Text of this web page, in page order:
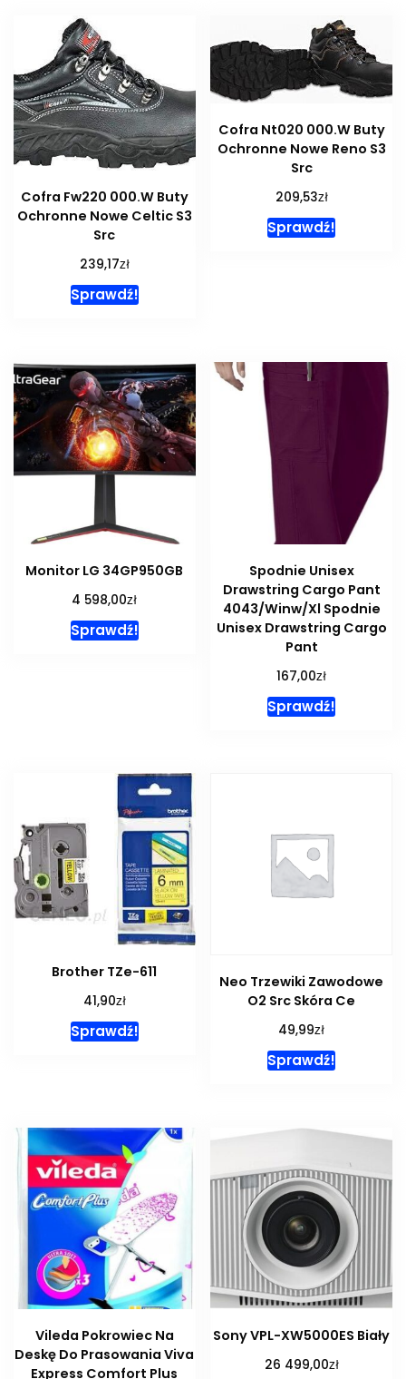
Cofra Fw220 000.W Buty
Ochronne Nowe Celtic S3
Src
239,17zł
Sprawdź!
Cofra Nt020 000.W Buty
Ochronne Nowe Reno S3
Src
209,53zł
Sprawdź!
Monitor LG 34GP950GB
4 598,00zł
Sprawdź!
Spodnie Unisex
Drawstring Cargo Pant
4043/Winw/Xl Spodnie
Unisex Drawstring Cargo
Pant
167,00zł
Sprawdź!
Brother TZe-611
41,90zł
Sprawdź!
Neo Trzewiki Zawodowe
O2 Src Skóra Ce
49,99zł
Sprawdź!
Vileda Pokrowiec Na
Deskę Do Prasowania Viva
Express Comfort Plus
Sony VPL-XW5000ES Biały
26 499,00zł